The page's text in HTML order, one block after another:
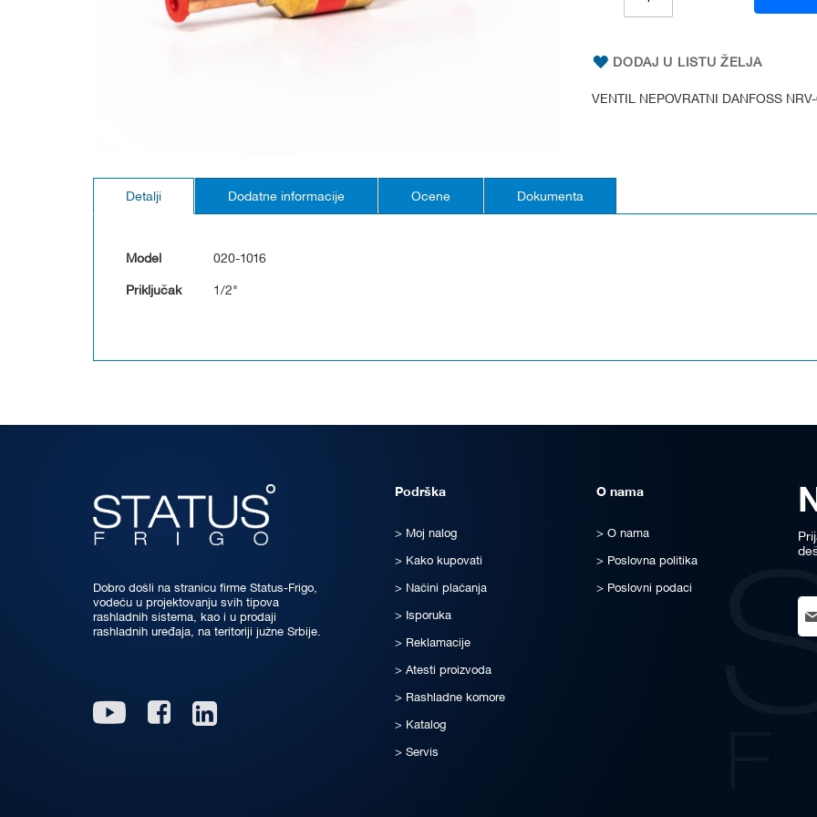
DODAJ U LISTU ŽELJA
VENTIL NEPOVRATNI DANFOSS
to
beginning
gallery
Detalji
Model 020-1016
Priključak 1/2"
Dodatne informacije Ocene Dokumenta
Dobro došli na stranicu firme Status-Frigo,
vodeću u projektovanju svih tipova
rashladnih sistema, kao i u prodaji
rashladnih uređaja, na teritoriji južne Srbije.
Youtube Facebook
Podrška
Moj nalog
Kako kupovati
Načini plaćanja
Isporuka
Reklamacije
Atesti proizvoda
Rashladne komore
Katalog
Servis
O nama
O nama
Poslovna politika
Poslovni podaci
Up